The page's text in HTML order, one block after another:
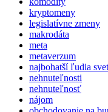
kryptomeny
legislatívne zmeny
makrodáta
meta
metaverzum
najbohatší ľudia
nehnuteľnosti
nehnuteľnosť
nájom